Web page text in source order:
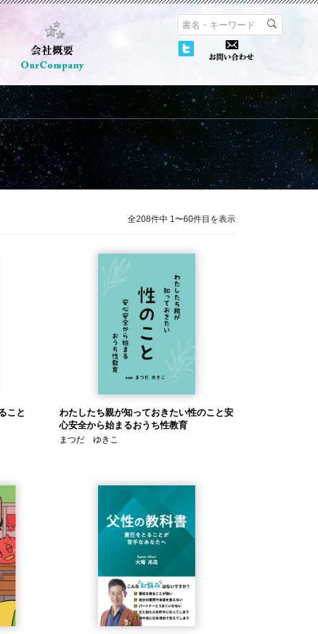
全208件中 1〜60件目を表示
こと
わたしたち親が知っておきたい性のこと安
心安全から始まるおうち性教育
まつだ ゆきこ